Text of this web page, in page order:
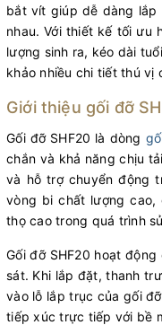
bắt vít giúp dễ dàng
nhau. Với thiết kế tối ưu
lượng sinh ra, kéo dài
khảo nhiều chi tiết thú vị
Giới thiệu gối đỡ
Gối đỡ SHF20 là dòng
chắn và khả năng chịu
và hỗ trợ chuyển động
vòng bi chất lượng
thọ cao trong quá trình
Gối đỡ SHF20 hoạt
sát. Khi lắp đặt, thanh
vào lỗ lắp trục của gối
tiếp xúc trực tiếp với bề